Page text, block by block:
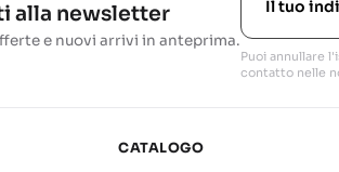
alla newsletter
e nuovi arrivi in anteprima.
Puoi annullare
contatto nelle
CATALOGO